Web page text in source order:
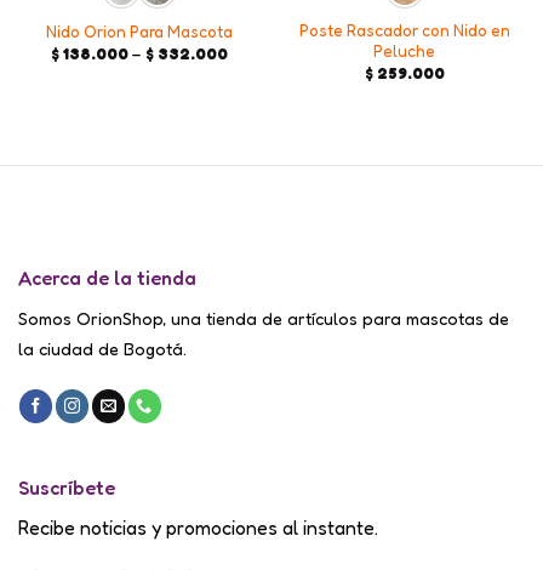
Nido Orion Para Mascota
$138.000 – $332.000Price
Poste Rascador con Nido en
Peluche
$259.000
Acerca de la tienda
Somos OrionShop, una tienda de artículos para mascotas de
la ciudad de Bogotá.
Suscríbete
Recibe noticias y promociones al instante.